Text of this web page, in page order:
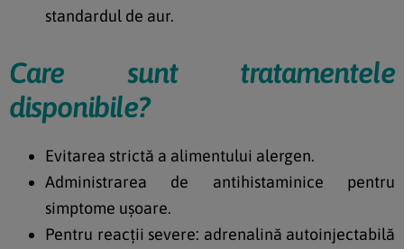
standardul de aur.
Care sunt tratamentele
disponibile?
Evitarea strictă a alimentului alergen.
Administrarea de antihistaminice pentru
simptome ușoare.
Pentru reacții severe: adrenalină autoinjectabilă